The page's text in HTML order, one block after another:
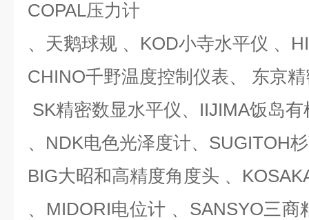
COPAL压力计
、天鹅球规 、KOD小寺水平仪 、
CHINO千野温度控制仪表、 东京
SK精密数显水平仪、IIJIMA饭岛
、NDK电色光泽度计、SUGITOH
BIG大昭和高精度角度头 、
、MIDORI电位计 、SANSYO三